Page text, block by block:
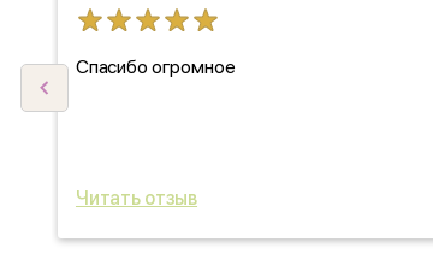
Спасибо огромное
Читать отзыв